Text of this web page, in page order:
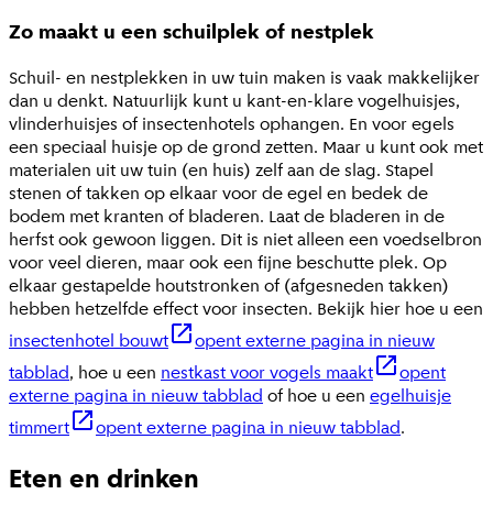
Zo maakt u een schuilplek of nestplek
Schuil- en nestplekken in uw tuin maken is vaak makkelijker
dan u denkt. Natuurlijk kunt u kant-en-klare vogelhuisjes,
vlinderhuisjes of insectenhotels ophangen. En voor egels
een speciaal huisje op de grond zetten. Maar u kunt ook met
materialen uit uw tuin (en huis) zelf aan de slag. Stapel
stenen of takken op elkaar voor de egel en bedek de
bodem met kranten of bladeren. Laat de bladeren in de
herfst ook gewoon liggen. Dit is niet alleen een voedselbron
voor veel dieren, maar ook een fijne beschutte plek. Op
elkaar gestapelde houtstronken of (afgesneden takken)
hebben hetzelfde effect voor insecten. Bekijk hier hoe u een
insectenhotel bouwt
opent externe pagina in nieuw
tabblad, hoe u een nestkast voor vogels maakt
opent
externe pagina in nieuw tabblad of hoe u een egelhuisje
timmert
opent externe pagina in nieuw tabblad.
Eten en drinken